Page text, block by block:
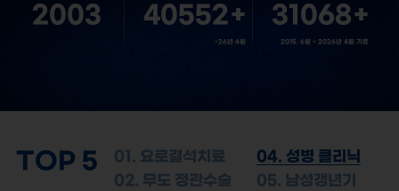
2003 40552+
~26년 4월
31068+
2015. 6월 ~ 2026년 4월 기준
TOP 5
01. 요로결석치료
02. 무도 정관수술
04. 성병 클리닉
05. 남성갱년기